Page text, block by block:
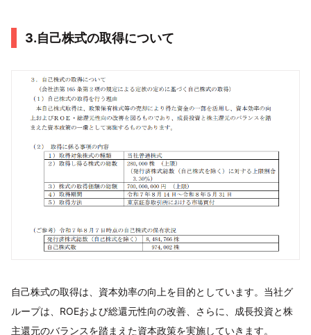
3.自己株式の取得について
自己株式の取得は、資本効率の向上を目的としています。当社グ
ループは、ROEおよび総還元性向の改善、さらに、成長投資と株
主還元のバランスを踏まえた資本政策を実施していきます。